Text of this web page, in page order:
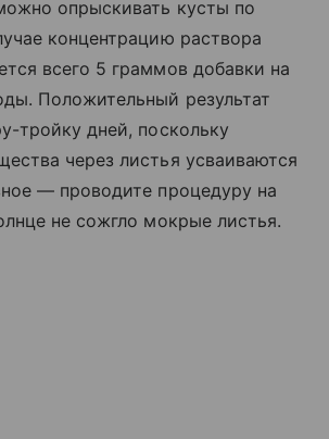
опрыскивать кусты по
концентрацию раствора
всего 5 граммов добавки на
Положительный результат
тройку дней, поскольку
через листья усваиваются
— проводите процедуру на
не сожгло мокрые листья.